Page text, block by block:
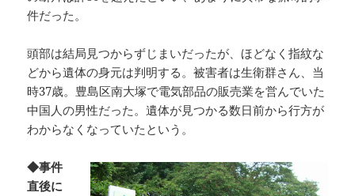
件だった。
頭部は結局見つからずじまいだったが、ほどなく指紋な
どから遺体の身元は判明する。被害者は生衛群さん、当
時37歳。豊島区南大塚で電気部品の販売業を営んでいた
中国人の男性だった。遺体が見つかる数日前から行方が
わからなくなっていたという。
◆事件
直後に